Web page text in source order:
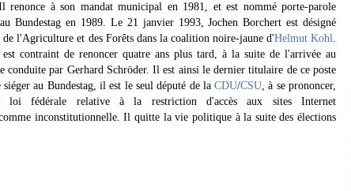
renonce à son mandat municipal en 1981, et est nommé porte-parole
Bundestag en 1989. Le 21 janvier 1993, Jochen Borchert est désigné
l'Agriculture et des Forêts dans la coalition noire-jaune d'Helmut Kohl.
contraint de renoncer quatre ans plus tard, à la suite de l'arrivée au
conduite par Gerhard Schröder. Il est ainsi le dernier titulaire de ce poste
au Bundestag, il est le seul député de laCDU/CSU, à se prononcer,
fédérale relative à la restriction d'accès aux sites Internet
inconstitutionnelle. Il quitte la vie politique à la suite des élections